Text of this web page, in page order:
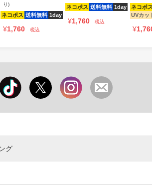
り)
ネコポス 送料無料 1day
¥1,760 税込
ネコポス 送料無料 1day
¥1,760 税込
ネコポ
UVカッ
¥
グ